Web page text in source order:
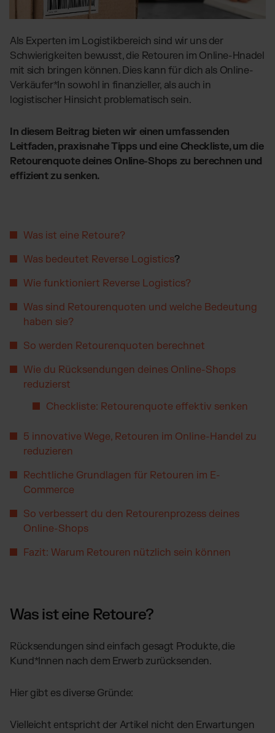
Transport
per LKW, Luft- oder
BRANCHENLÖSUNGEN:
Beauty & Kosmetik
Schmuck & Luxusprodukte
Fashion
Elektronikprodukte
Parfums & Düfte
Amazon Fulfillment - FBM
TikTok Fulfillment
Billbee Fulfillment
Wix Fulfillment
PlentyONE Fulfillment
Magento Fulfillment (Adobe Commerce)
PrestaShop Fulfillment
Siehe alle Integrationen
Globales Fulfillment Netzwerk
Software Abos
Fulfillment Preisliste
Unsere Standard-Preisliste als Download
Ressourcen
Blog
Beiträge, Case Studies, News
Case Studies
Wie Kunden mit uns wachsen
Downloads
E-Books, Guides & Preislisten
PR, News & Brand Assets
FAQ
Alle Antworten zu unseren Services
Kontakt
Als Experten im Logistikbereich sind wir uns der
Schwierigkeiten bewusst, die Retouren im Online-Hnadel
mit sich bringen können. Dies kann für dich als Online-
Verkäufer*In sowohl in finanzieller, als auch in
logistischer Hinsicht problematisch sein.
In diesem Beitrag bieten wir einen umfassenden
Leitfaden, praxisnahe Tipps und eine Checkliste, um die
Retourenquote deines Online-Shops zu berechnen und
effizient zu senken.
Was ist eine Retoure?
Was bedeutet Reverse Logistics?
Wie funktioniert Reverse Logistics?
Was sind Retourenquoten und welche Bedeutung
haben sie?
So werden Retourenquoten berechnet
Wie du Rücksendungen deines Online-Shops
reduzierst
Checkliste: Retourenquote effektiv senken
5 innovative Wege, Retouren im Online-Handel zu
reduzieren
Rechtliche Grundlagen für Retouren im E-
Commerce
So verbessert du den Retourenprozess deines
Online-Shops
Fazit: Warum Retouren nützlich sein können
Was ist eine Retoure?
Rücksendungen sind einfach gesagt Produkte, die
Kund*Innen nach dem Erwerb zurücksenden.
Hier gibt es diverse Gründe:
Vielleicht entspricht der Artikel nicht den Erwartungen